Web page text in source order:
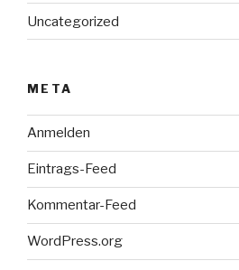
Uncategorized
META
Anmelden
Eintrags-Feed
Kommentar-Feed
WordPress.org